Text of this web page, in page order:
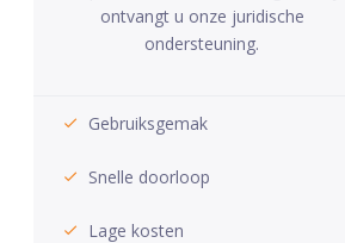
ontvangt u onze juridische
ondersteuning.
Gebruiksgemak
Snelle doorloop
Lage kosten